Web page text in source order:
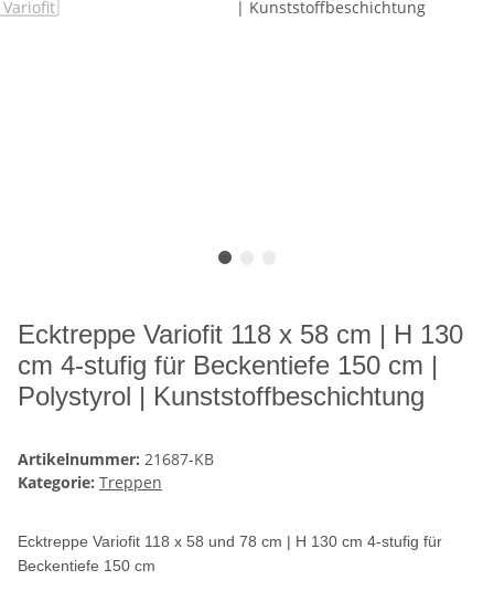
Ecktreppe Variofit 118 x 58 cm | H 130
cm 4-stufig für Beckentiefe 150 cm |
Polystyrol | Kunststoffbeschichtung
Artikelnummer: 21687-KB
Kategorie: Treppen
Ecktreppe Variofit 118 x 58 und 78 cm | H 130 cm 4-stufig für
Beckentiefe 150 cm